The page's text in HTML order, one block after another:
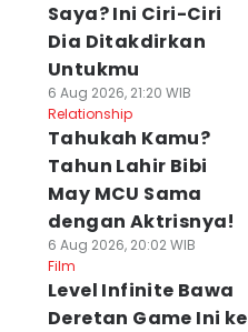
Saya? Ini Ciri-Ciri
Dia Ditakdirkan
Untukmu
6 Aug 2026, 21:20 WIB
Relationship
Tahukah Kamu?
Tahun Lahir Bibi
May MCU Sama
dengan Aktrisnya!
6 Aug 2026, 20:02 WIB
Film
Level Infinite Bawa
Deretan Game Ini ke